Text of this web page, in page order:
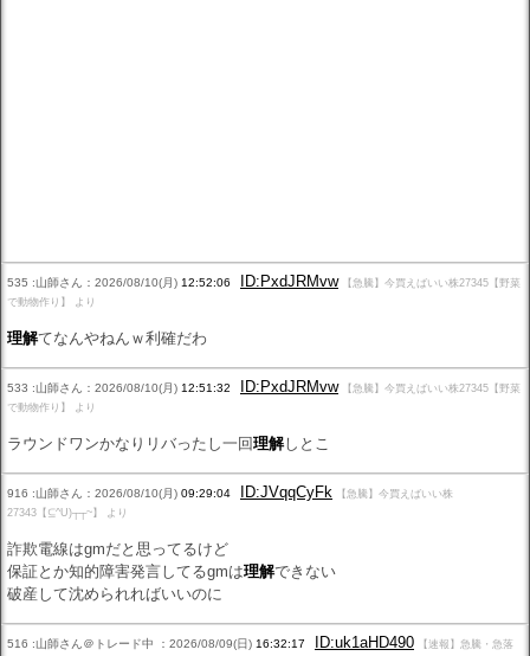
535 :山師さん：2026/08/10(月) 12:52:06 ID:PxdJRMvw
【急騰】今買えばいい株27345【野菜
で動物作り】 より
理解てなんやねんｗ利確だわ
533 :山師さん：2026/08/10(月) 12:51:32 ID:PxdJRMvw
【急騰】今買えばいい株27345【野菜
で動物作り】 より
ラウンドワンかなりリバったし一回理解しとこ
916 :山師さん：2026/08/10(月) 09:29:04 ID:JVqqCyFk
【急騰】今買えばいい株
27343【⊆^U)┬┬~】 より
詐欺電線はgmだと思ってるけど
保証とか知的障害発言してるgmは理解できない
破産して沈められればいいのに
516 :山師さん＠トレード中 ：2026/08/09(日) 16:32:17 ID:uk1aHD490
【速報】急騰・急落